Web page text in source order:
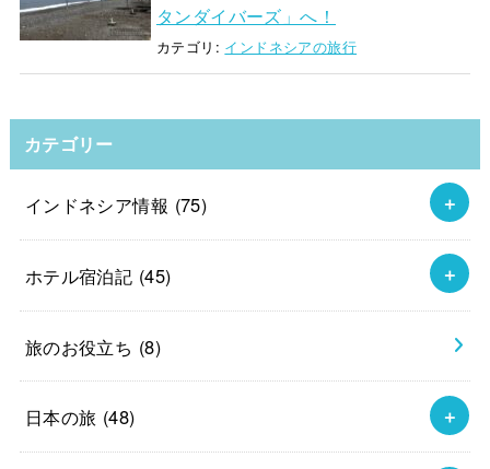
タンダイバーズ」へ！
カテゴリ: インドネシアの旅行
カテゴリー
インドネシア情報 (75)
ホテル宿泊記 (45)
旅のお役立ち (8)
日本の旅 (48)